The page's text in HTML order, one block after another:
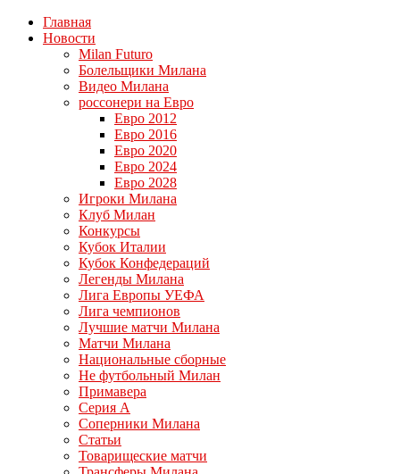
Главная
Новости
Milan Futuro
Болельщики Милана
Видео Милана
россонери на Евро
Евро 2012
Евро 2016
Евро 2020
Евро 2024
Евро 2028
Игроки Милана
Клуб Милан
Конкурсы
Кубок Италии
Кубок Конфедераций
Легенды Милана
Лига Европы УЕФА
Лига чемпионов
Лучшие матчи Милана
Матчи Милана
Национальные сборные
Не футбольный Милан
Примавера
Серия А
Соперники Милана
Статьи
Товарищеские матчи